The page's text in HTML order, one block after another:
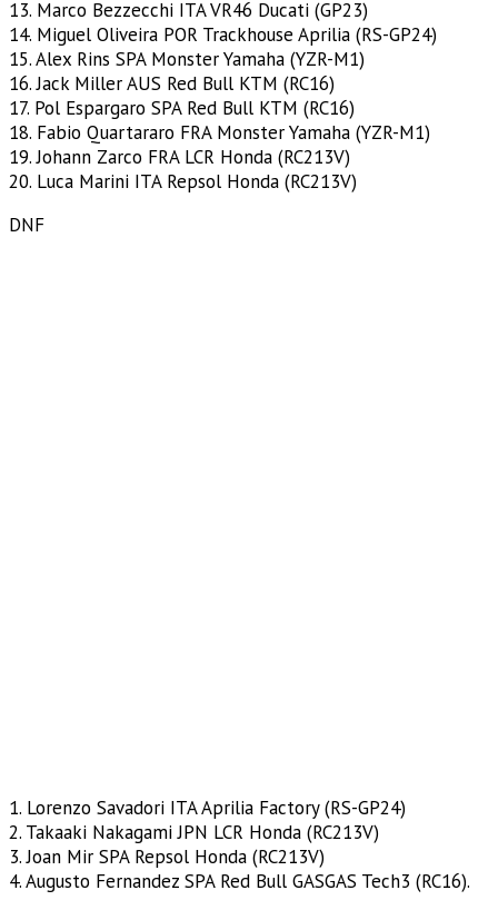
13. Marco Bezzecchi ITA VR46 Ducati (GP23)
14. Miguel Oliveira POR Trackhouse Aprilia (RS-GP24)
15. Alex Rins SPA Monster Yamaha (YZR-M1)
16. Jack Miller AUS Red Bull KTM (RC16)
17. Pol Espargaro SPA Red Bull KTM (RC16)
18. Fabio Quartararo FRA Monster Yamaha (YZR-M1)
19. Johann Zarco FRA LCR Honda (RC213V)
20. Luca Marini ITA Repsol Honda (RC213V)
DNF
1. Lorenzo Savadori ITA Aprilia Factory (RS-GP24)
2. Takaaki Nakagami JPN LCR Honda (RC213V)
3. Joan Mir SPA Repsol Honda (RC213V)
4. Augusto Fernandez SPA Red Bull GASGAS Tech3 (RC16).